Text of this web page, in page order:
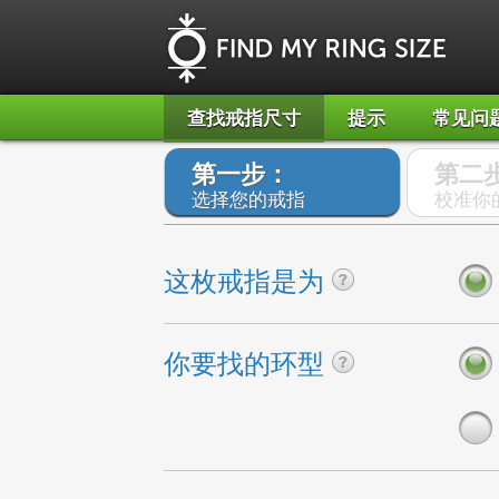
查找戒指尺寸 提示 常见问
第一步：
选择您的戒指
第二
校准你
这枚戒指是为
你要找的环型